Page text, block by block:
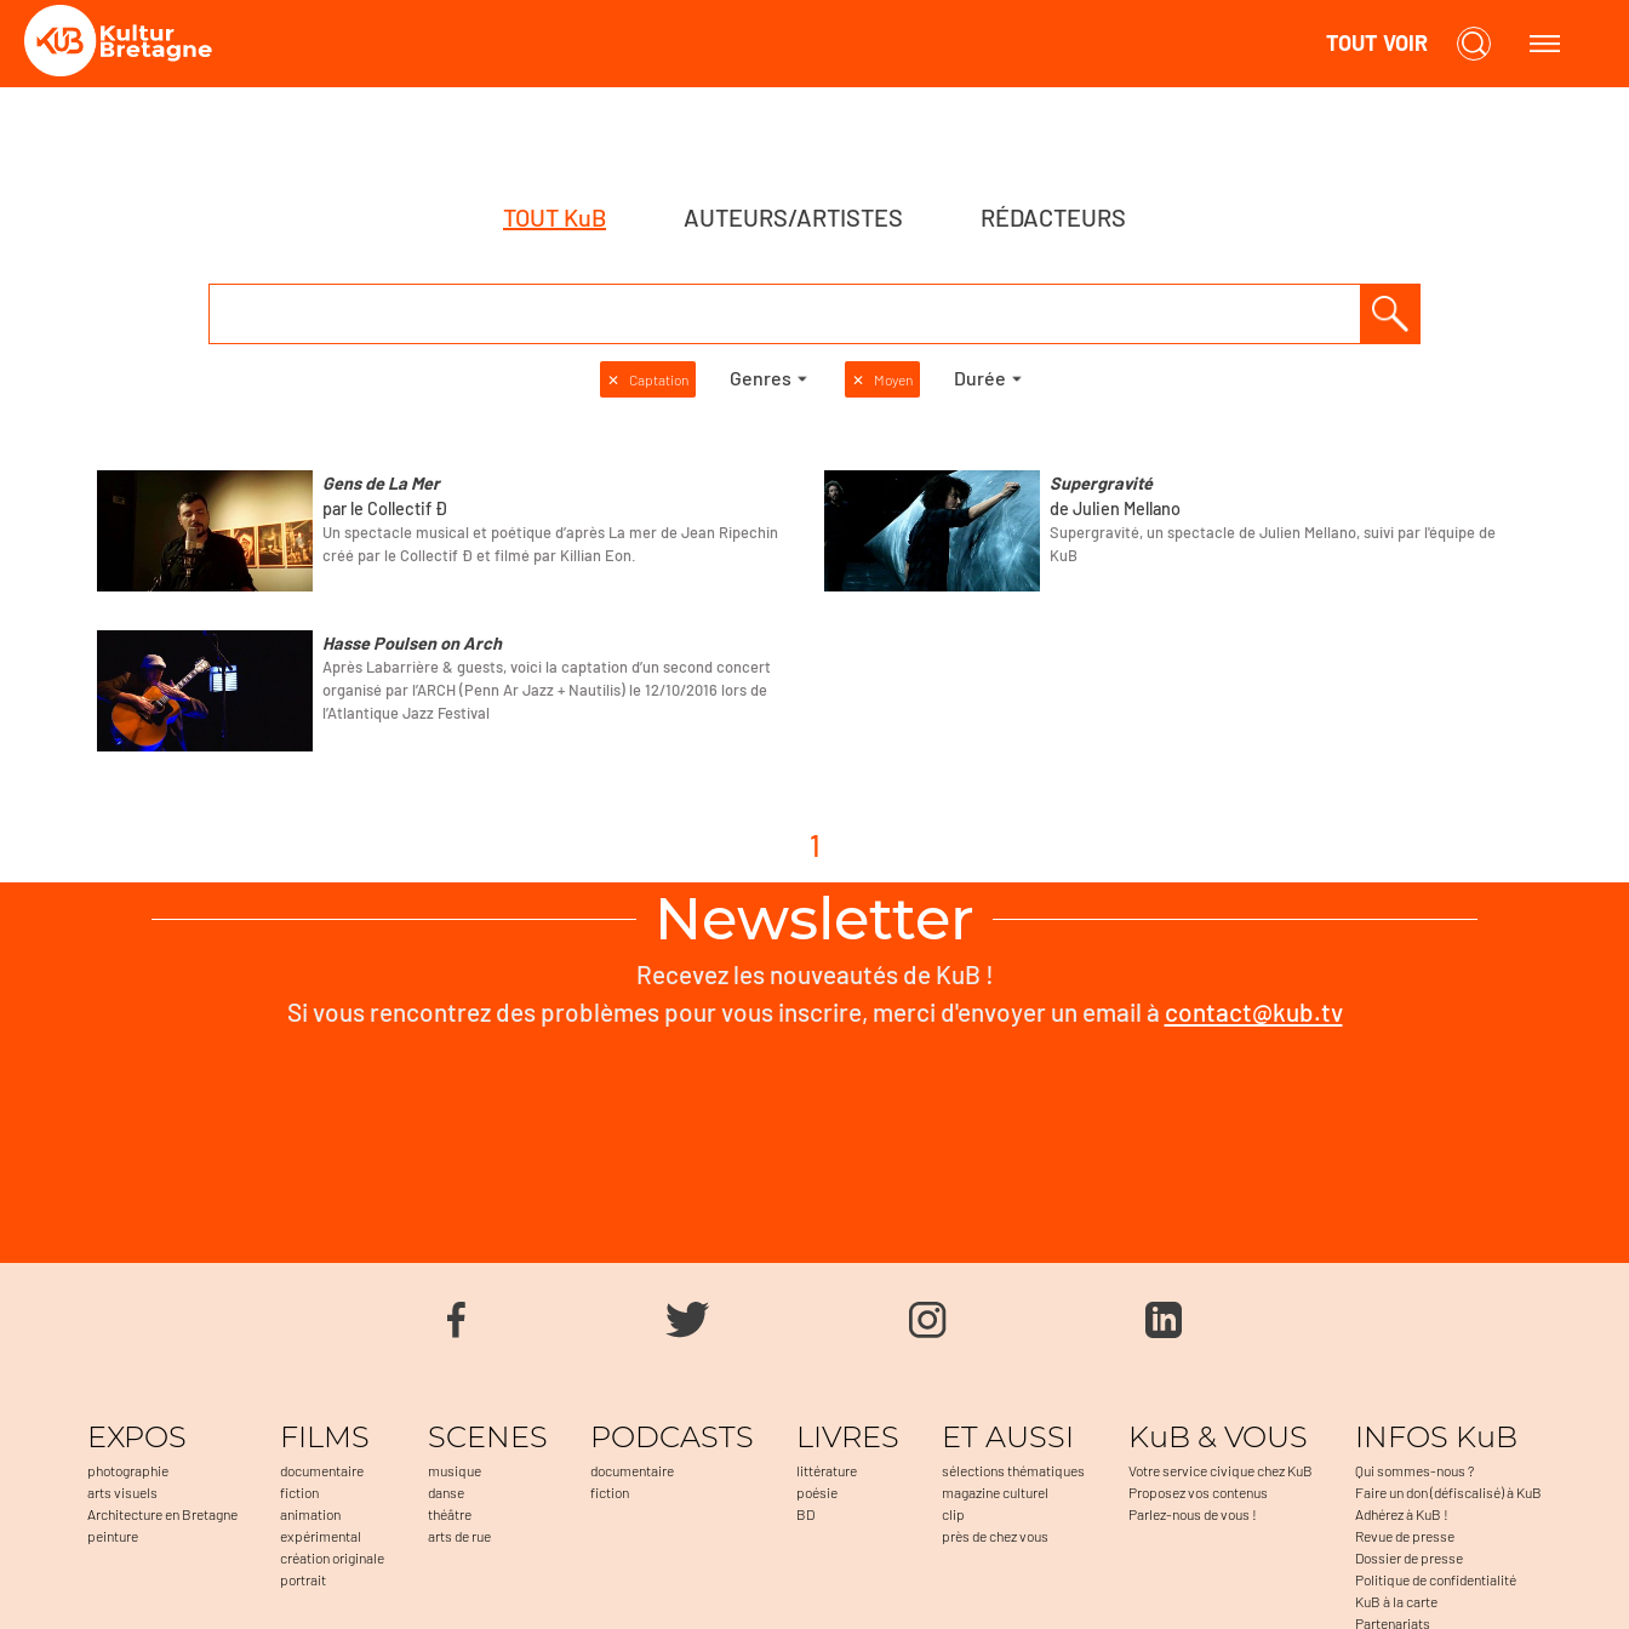
TOUT VOIR
TOUT KuB AUTEURS/ARTISTES RÉDACTEURS
✕ Captation Genres ✕ Moyen Durée
Gens de La Mer
par le Collectif Ð
Un spectacle musical et poétique d’après La mer de Jean Ripechin
créé par le Collectif Ð et filmé par Killian Eon.
Supergravité
de Julien Mellano
Supergravité, un spectacle de Julien Mellano, suivi par l'équipe de
KuB
Hasse Poulsen on Arch
Après Labarrière & guests, voici la captation d’un second concert
organisé par l’ARCH (Penn Ar Jazz + Nautilis) le 12/10/2016 lors de
l’Atlantique Jazz Festival
1
Newsletter
Recevez les nouveautés de KuB !
Si vous rencontrez des problèmes pour vous inscrire, merci d'envoyer un email à contact@kub.tv
EXPOS
photographie
arts visuels
Architecture en Bretagne
peinture
FILMS
documentaire
fiction
animation
expérimental
création originale
portrait
SCENES
musique
danse
théâtre
arts de rue
PODCASTS
documentaire
fiction
LIVRES
littérature
poésie
BD
ET AUSSI
sélections thématiques
magazine culturel
clip
près de chez vous
KuB & VOUS
Votre service civique chez KuB
Proposez vos contenus
Parlez-nous de vous !
INFOS KuB
Qui sommes-nous ?
Faire un don (défiscalisé) à KuB
Adhérez à KuB !
Revue de presse
Dossier de presse
Politique de confidentialité
KuB à la carte
Partenariats